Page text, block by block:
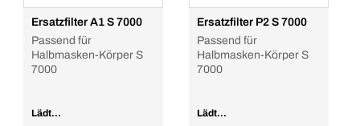
Ersatzfilter A1 S 7000
Passend für
Halbmasken-Körper S
7000
Lädt...
Ersatzfilter P2 S 7000
Passend für
Halbmasken-Körper S
7000
Lädt...